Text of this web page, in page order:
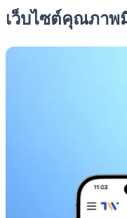
เว็บไซต์คุณภาพ